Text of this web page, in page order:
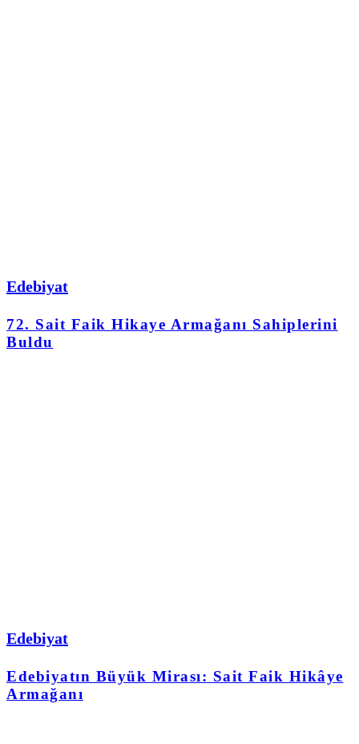
Edebiyat
72. Sait Faik Hikaye Armağanı Sahiplerini
Buldu
Edebiyat
Edebiyatın Büyük Mirası: Sait Faik Hikâye
Armağanı